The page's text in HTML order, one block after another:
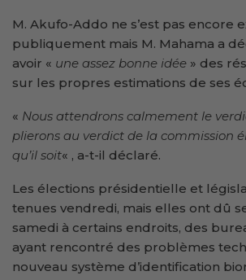
M. Akufo-Addo ne s’est pas encore
publiquement mais M. Mahama a
avoir « une assez bonne idée » des
sur les propres estimations de ses
« Nous attendrons calmement le
plierons au verdict de la commission
qu’il soit« , a-t-il déclaré.
Les élections présidentielle et
tenues vendredi, mais elles ont dû
samedi à certains endroits, des
ayant rencontré des problèmes
nouveau système d’identification